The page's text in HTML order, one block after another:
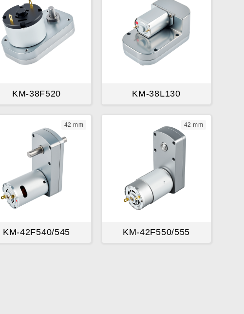
KM-38F520 KM-38L130
42 mm
KM-42F540/545
42 mm
KM-42F550/555